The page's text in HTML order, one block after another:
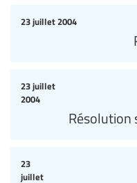
23 juillet 2004
23 juillet
2004
Résolution
23
juillet